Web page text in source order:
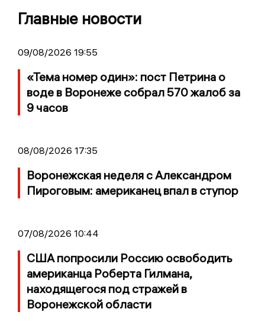
Главные новости
09/08/2026 19:55
«Тема номер один»: пост Петрина о
воде в Воронеже собрал 570 жалоб за
9 часов
08/08/2026 17:35
Воронежская неделя с Александром
Пироговым: американец впал в ступор
07/08/2026 10:44
США попросили Россию освободить
американца Роберта Гилмана,
находящегося под стражей в
Воронежской области